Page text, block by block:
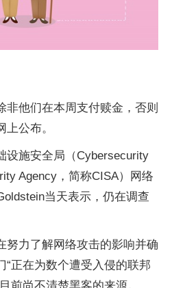
非他们在本周支付赎金，否则
公布。
设施安全局（Cybersecurity
Agency，简称CISA）网络
当天表示，仍在调查
努力了解网络攻击的影响并确
“正在为数个遭受入侵的联邦
前尚不清楚黑客的来源。